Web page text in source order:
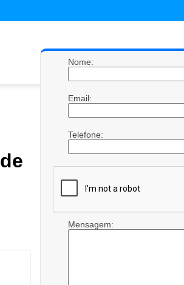
Nome:
Email:
Telefone:
Mensagem: